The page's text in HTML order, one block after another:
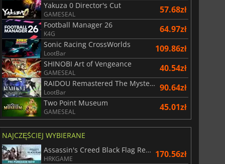
Yakuza 0 Director's Cut
GAMESEAL 57.68zł
Football Manager 26
K4G 64.97zł
Sonic Racing CrossWorlds
LootBar 109.86zł
SHINOBI Art of Vengeance
GAMESEAL 40.54zł
RAIDOU Remastered The Mystery of the Soulless Army
LootBar 90.64zł
Two Point Museum
GAMESEAL 45.01zł
NAJCZĘŚCIEJ WYBIERANE
Assassin's Creed Black Flag Resynced
HRKGAME 170.56zł